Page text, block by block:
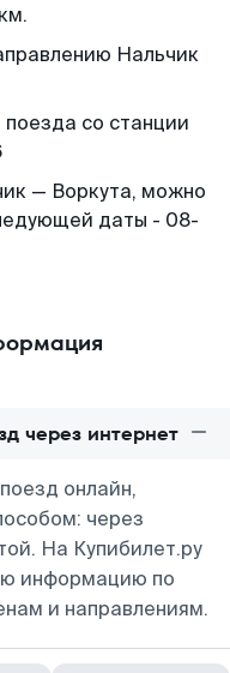
Нальчик
со станции
— Воркута, можно
даты - 08-
через интернет
онлайн,
через
На Купибилет.ру
информацию по
и направлениям.